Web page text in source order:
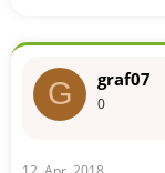
G graf07
0